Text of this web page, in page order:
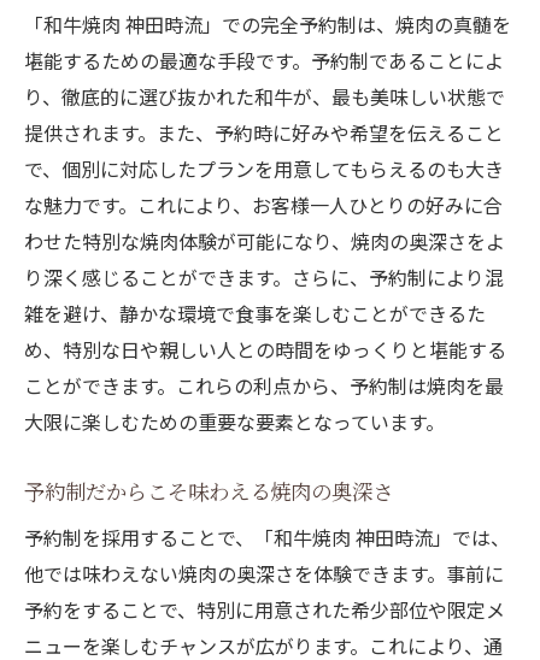
「和牛焼肉 神田時流」での完全予約制は、焼肉の真髄を
堪能するための最適な手段です。予約制であることによ
り、徹底的に選び抜かれた和牛が、最も美味しい状態で
提供されます。また、予約時に好みや希望を伝えること
で、個別に対応したプランを用意してもらえるのも大き
な魅力です。これにより、お客様一人ひとりの好みに合
わせた特別な焼肉体験が可能になり、焼肉の奥深さをよ
り深く感じることができます。さらに、予約制により混
雑を避け、静かな環境で食事を楽しむことができるた
め、特別な日や親しい人との時間をゆっくりと堪能する
ことができます。これらの利点から、予約制は焼肉を最
大限に楽しむための重要な要素となっています。
予約制だからこそ味わえる焼肉の奥深さ
予約制を採用することで、「和牛焼肉 神田時流」では、
他では味わえない焼肉の奥深さを体験できます。事前に
予約をすることで、特別に用意された希少部位や限定メ
ニューを楽しむチャンスが広がります。これにより、通